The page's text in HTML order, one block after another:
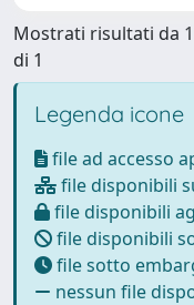
Mostrati risultati da 1
di 1
Legenda icone
file ad accesso
file disponibili
file disponibili
file disponibili
file sotto
nessun file